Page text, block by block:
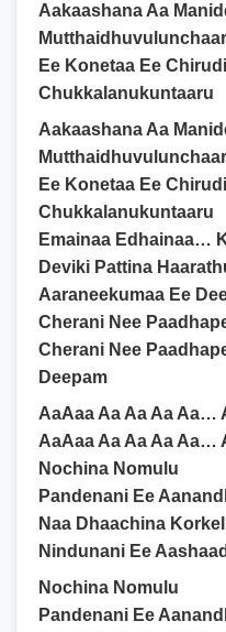
Aakaashana Aa
Ee Konetaa Ee
Chukkalanukuntaaru
Aakaashana Aa
Ee Konetaa Ee
Chukkalanukuntaaru
Emainaa Edhainaa…
Deviki Pattina
Aaraneekumaa Ee
Cherani Nee
Cherani Nee
Deepam
AaAaa Aa Aa Aa Aa…
AaAaa Aa Aa Aa Aa…
Nochina Nomulu
Pandenani Ee
Naa Dhaachina
Nindunani Ee
Nochina Nomulu
Pandenani Ee